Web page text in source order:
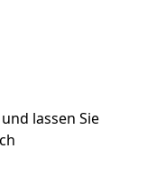
lassen Sie